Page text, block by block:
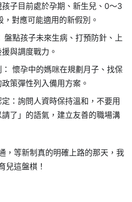
子目前處於孕期、新生兒、0～3
對應可能適用的新假別。
盤點孩子未來生病、打預防針、上
與調度戰力。
懷孕中的媽咪在規劃月子、找保
策彈性列入備用方案。
：詢問人資時保持溫和，不要用
了」的語氣，建立友善的職場溝
，等新制真的明確上路的那天，我
兒這盤棋！